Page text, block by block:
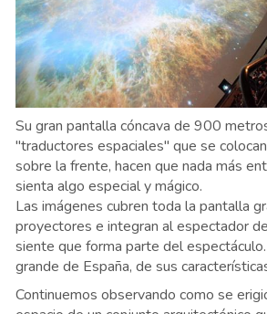
Su gran pantalla cóncava de 900
"traductores espaciales" que se
sobre la frente, hacen que nada más
sienta algo especial y mágico.
Las imágenes cubren toda la pantalla
proyectores e integran al espectador
siente que forma parte del espectáculo.
grande de España, de sus
Continuemos observando como se